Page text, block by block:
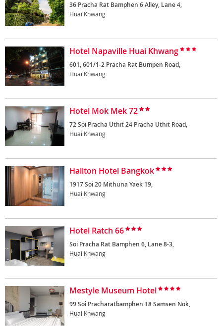
36 Pracha Rat Bamphen 6 Alley, Lane 4,
Huai Khwang
Hotel Napaville Huai Khwang
601, 601/1-2 Pracha Rat Bumpen Road,
Huai Khwang
Hotel Mok Mek 72
72 Soi Pracha Uthit 24 Pracha Uthit Road,
Huai Khwang
Hallton Hotel Bangkok
1917 Soi 20 Mithuna Yaek 19,
Huai Khwang
Hotel Ratch 66
Soi Pracha Rat Bamphen 6, Lane 8-3,
Huai Khwang
Mestyle Museum Hotel
99 Soi Pracharatbamphen 18 Samsen Nok,
Huai Khwang